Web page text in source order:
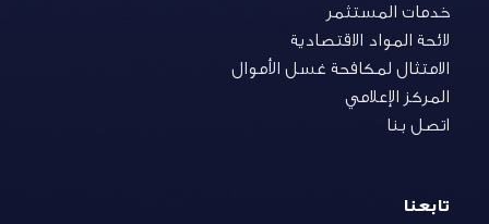
خدمات المستثمر
لائحة المواد الاقتصادية
الامتثال لمكافحة غسل الأموال
المركز الإعلامي
اتصل بنا
تابعنا